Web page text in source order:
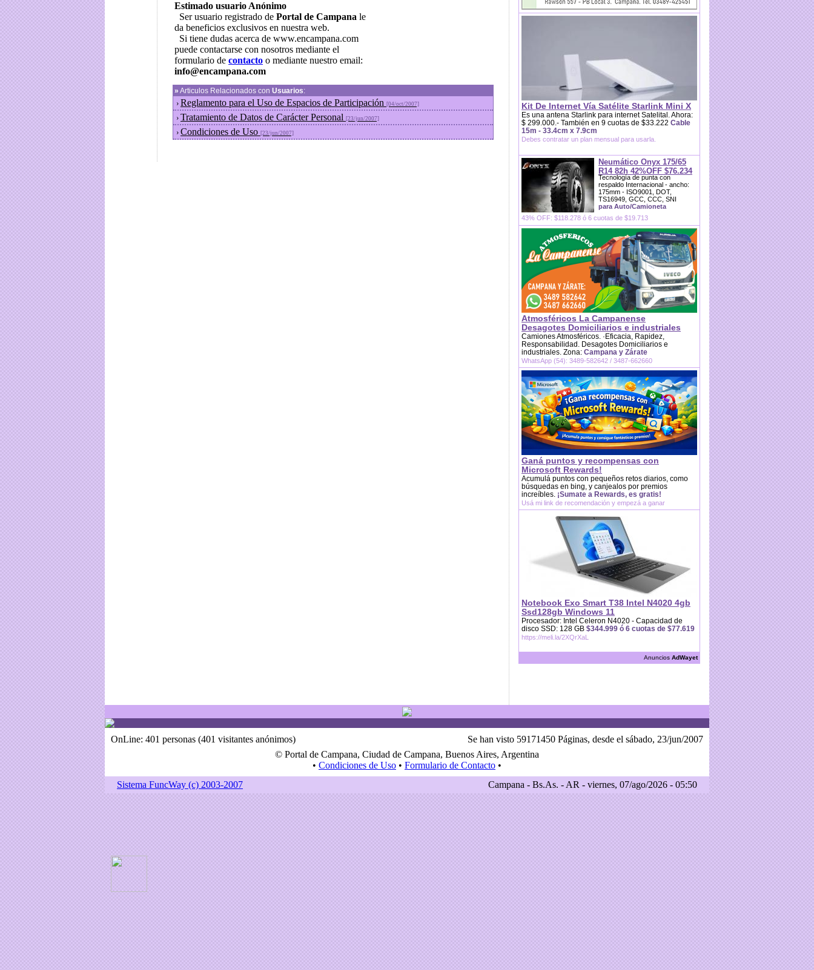
Estimado usuario Anónimo
Ser usuario registrado de Portal de Campana le
da beneficios exclusivos en nuestra web.
Si tiene dudas acerca de www.encampana.com
puede contactarse con nosotros mediante el
formulario de contacto o mediante nuestro email:
info@encampana.com
» Articulos Relacionados con Usuarios:
› Reglamento para el Uso de Espacios de Participación [04/oct/2007]
› Tratamiento de Datos de Carácter Personal [23/jun/2007]
› Condiciones de Uso [23/jun/2007]
Kit De Internet Vía Satélite Starlink Mini X
Es una antena Starlink para internet Satelital. Ahora:
$ 299.000.- También en 9 cuotas de $33.222 Cable
15m - 33.4cm x 7.9cm
Debes contratar un plan mensual para usarla.
Neumático Onyx 175/65
R14 82h 42%OFF $76.234
Tecnología de punta con
respaldo Internacional - ancho:
175mm - ISO9001, DOT,
TS16949, GCC, CCC, SNI
para Auto/Camioneta
43% OFF: $118.278 ó 6 cuotas de $19.713
Atmosféricos La Campanense
Desagotes Domiciliarios e industriales
Camiones Atmosféricos. ·Eficacia, Rapidez,
Responsabilidad. Desagotes Domiciliarios e
industriales. Zona: Campana y Zárate
WhatsApp (54): 3489-582642 / 3487-662660
Ganá puntos y recompensas con
Microsoft Rewards!
Acumulá puntos con pequeños retos diarios, como
búsquedas en bing, y canjealos por premios
increíbles. ¡Sumate a Rewards, es gratis!
Usá mi link de recomendación y empezá a ganar
Notebook Exo Smart T38 Intel N4020 4gb
Ssd128gb Windows 11
Procesador: Intel Celeron N4020 - Capacidad de
disco SSD: 128 GB $344.999 ó 6 cuotas de $77.619
https://meli.la/2XQrXaL
Anuncios AdWayet
Se han visto 59171450 Páginas, desde el sábado, 23/jun/2007
OnLine: 401 personas (401 visitantes anónimos)
© Portal de Campana, Ciudad de Campana, Buenos Aires, Argentina
• Condiciones de Uso • Formulario de Contacto •
Campana - Bs.As. - AR - viernes, 07/ago/2026 - 05:50
Sistema FuncWay (c) 2003-2007